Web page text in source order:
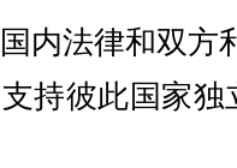
内法律和双方
持彼此国家